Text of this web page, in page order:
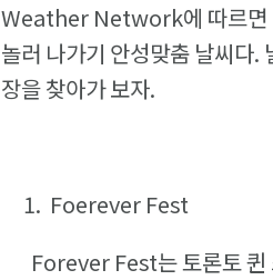
Weather Network에 따르면
놀러 나가기 안성맞춤 날씨다.
장을 찾아가 보자.
Foerever Fest
Forever Fest는 토론토 퀸